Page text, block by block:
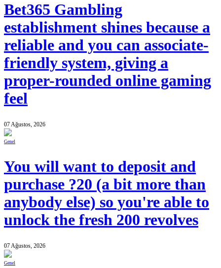
Bet365 Gambling
establishment shines because a
reliable and you can associate-
friendly system, giving a
proper-rounded online gaming
feel
07 Ağustos, 2026
Genel
You will want to deposit and
purchase ?20 (a bit more than
anybody else) so you're able to
unlock the fresh 200 revolves
07 Ağustos, 2026
Genel